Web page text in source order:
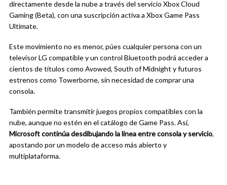
directamente desde la nube a través del servicio Xbox Cloud
Gaming (Beta), con una suscripción activa a Xbox Game Pass
Ultimate.
Este movimiento no es menor, púes cualquier persona con un
televisor LG compatible y un control Bluetooth podrá acceder a
cientos de títulos como Avowed, South of Midnight y futuros
estrenos como Towerborne, sin necesidad de comprar una
consola.
También permite transmitir juegos propios compatibles con la
nube, aunque no estén en el catálogo de Game Pass. Así,
Microsoft continúa desdibujando la línea entre consola y servicio,
apostando por un modelo de acceso más abierto y
multiplataforma.